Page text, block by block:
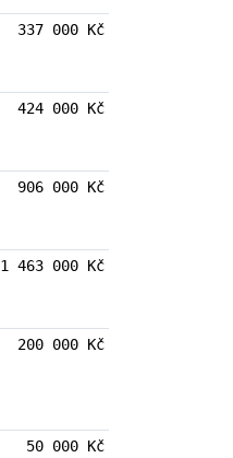
337 000 Kč
424 000 Kč
906 000 Kč
1 463 000 Kč
200 000 Kč
50 000 Kč